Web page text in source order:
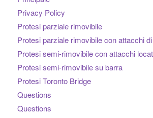
Privacy Policy
Protesi parziale rimovibile
Protesi parziale rimovibile con attacchi
Protesi semi-rimovibile con attacchi
Protesi semi-rimovibile su barra
Protesi Toronto Bridge
Questions
Questions